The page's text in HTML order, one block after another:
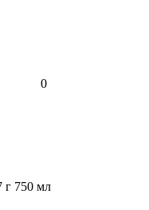
0
г 750 мл